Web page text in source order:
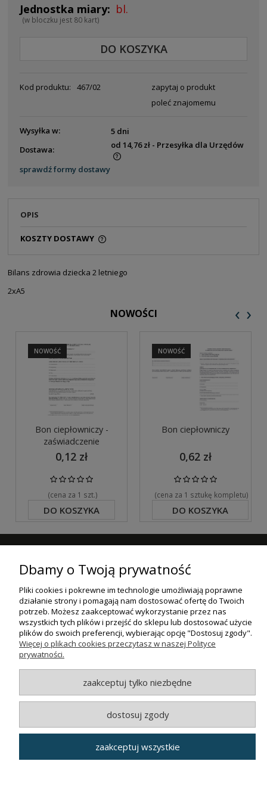
bl.
(w bloczku jest 80 kart)
DO KOSZYKA
Kod produktu: 467/02
zapytaj o produkt
poleć znajomemu
Wysyłka w:
5 dni
Dostawa:
od 14,76 zł - Przesyłka dla Urzędów
Cena nie zawiera ewentualnych kosztów płatności
sprawdź formy dostawy
OPIS
KOSZTY DOSTAWY
Bilans zdrowia dziecka 2 letniego
2xA5
NOWOŚCI
Bon ciepłowniczy -
zaświadczenie
0,12 zł
(cena za 1 szt.)
DO KOSZYKA
NOWOŚĆ
Bon ciepłowniczy
0,62 zł
(cena za 1 sztukę kompletu)
DO KOSZYKA
NOWOŚĆ
‹ ›
ZAKUPY
POMOC
INFORMACJE
Wszystkie prawa zastrzeżone.
Dbamy o Twoją prywatność
Pliki cookies i pokrewne im technologie umożliwiają poprawne
działanie strony i pomagają nam dostosować ofertę do Twoich
potrzeb. Możesz zaakceptować wykorzystanie przez nas
wszystkich tych plików i przejść do sklepu lub dostosować użycie
plików do swoich preferencji, wybierając opcję "Dostosuj zgody".
Więcej o plikach cookies przeczytasz w naszej Polityce
prywatności.
zaakceptuj tylko niezbędne
dostosuj zgody
zaakceptuj wszystkie